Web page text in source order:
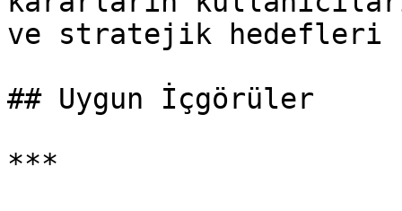
ve stratejik hedefleri
## Uygun İçgörüler
***